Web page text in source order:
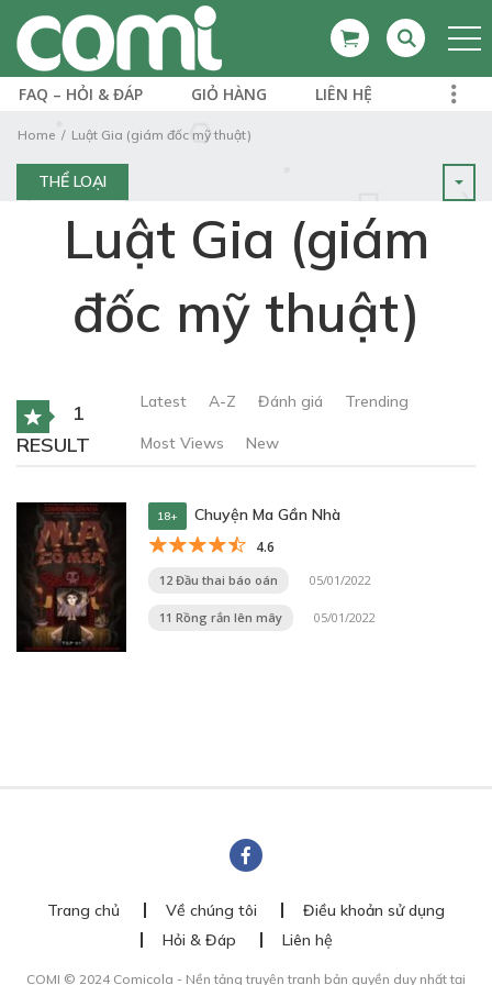
FAQ – HỎI & ĐÁP GIỎ HÀNG LIÊN HỆ
Home Luật Gia (giám đốc mỹ thuật)
THỂ LOẠI
Luật Gia (giám
đốc mỹ thuật)
1
RESULT
Latest A-Z Đánh giá Trending
Most Views New
18+ Chuyện Ma Gần Nhà
4.6
12 Đầu thai báo oán 05/01/2022
11 Rồng rắn lên mây 05/01/2022
Trang chủ Về chúng tôi
Điều khoản sử dụng
Hỏi & Đáp
Liên hệ
COMI © 2024 Comicola - Nền tảng truyện tranh bản quyền duy nhất tại